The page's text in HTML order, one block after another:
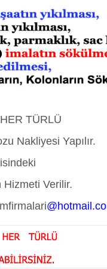
TÜRLÜ
Nakliyesi Yapılır.
Hizmeti Verilir.